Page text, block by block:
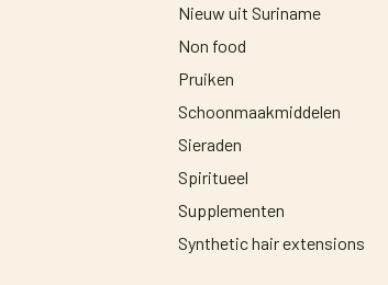
Nieuw uit Suriname
Non food
Pruiken
Schoonmaakmiddelen
Sieraden
Spiritueel
Supplementen
Synthetic hair extensions